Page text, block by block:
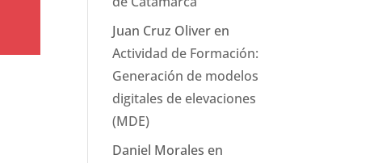
Juan Cruz Oliver en
Actividad de Formación:
Generación de modelos
digitales de elevaciones
(MDE)
Daniel Morales en